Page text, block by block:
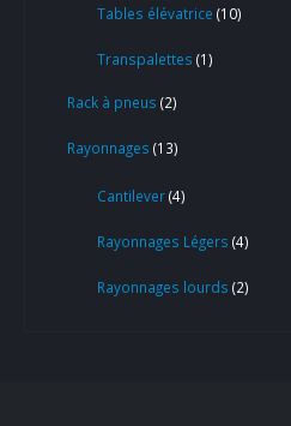
Tables élévatrice 10
Transpalettes 1
Rack à pneus 2
Rayonnages 13
Cantilever 4
Rayonnages Légers 4
Rayonnages lourds 2